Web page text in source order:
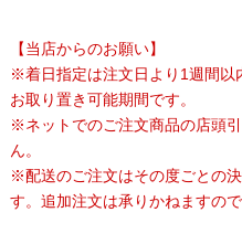
【当店からのお願い】
※着日指定は注文日より1週間以
お取り置き可能期間です。
※ネットでのご注文商品の店頭
ん。
※配送のご注文はその度ごとの
す。追加注文は承りかねますので